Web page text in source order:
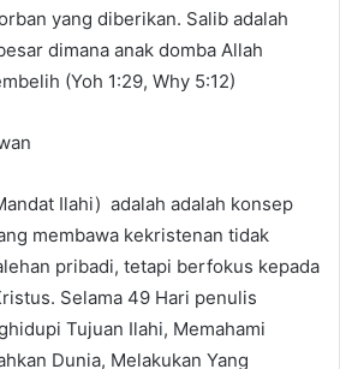
yang diberikan. Salib adalah
dimana anak domba Allah
(Yoh 1:29, Why 5:12)
Ilahi) adalah adalah konsep
membawa kekristenan tidak
pribadi, tetapi berfokus kepada
Selama 49 Hari penulis
Tujuan Ilahi, Memahami
Dunia, Melakukan Yang